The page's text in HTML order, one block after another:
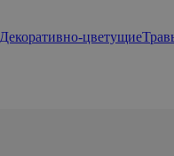
Декоративно-цветущие